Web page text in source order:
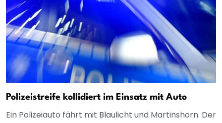
Polizeistreife kollidiert im Einsatz mit Auto
Ein Polizeiauto fährt mit Blaulicht und Martinshorn. Der